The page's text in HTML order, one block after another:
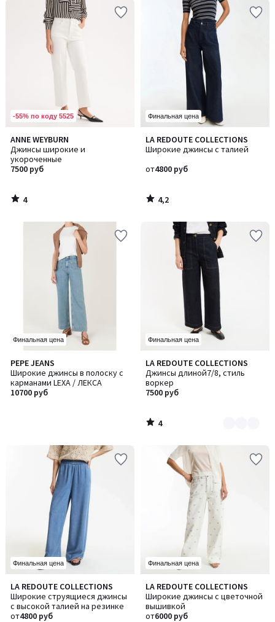
-55% по коду 5525
ANNE WEYBURN
Джинсы широкие и
укороченные
7500 руб
4
/
5
4
/
Финальная цена
LA REDOUTE COLLECTIONS
Широкие джинсы с талией
от4800 руб
4,2
/ 5
4,2
/
Финальная цена
PEPE JEANS
Широкие джинсы в полоску с
карманами LEXA / ЛЕКСА
10700 руб
Финальная цена
LA REDOUTE COLLECTIONS
Джинсы длиной7/8, стиль
воркер
7500 руб
4
/
5
Количество
цветов:
2
4
/
Финальная цена
LA REDOUTE COLLECTIONS
Широкие струящиеся джинсы
с высокой талией на резинке
от4800 руб
4,6
/ 5
Финальная цена
LA REDOUTE COLLECTIONS
Широкие джинсы с цветочной
вышивкой
от6000 руб
5
/
5